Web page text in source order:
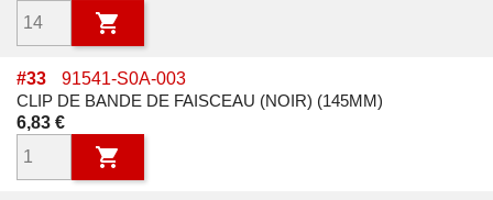

#33
91541-S0A-003
CLIP DE BANDE DE FAISCEAU (NOIR) (145MM)
Prix
6,83 €
